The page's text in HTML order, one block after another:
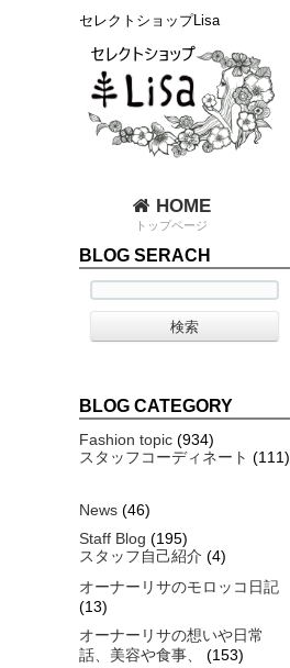
セレクトショップLisa
HOME
トップページ
BLOG SERACH
BLOG CATEGORY
Fashion topic (934)
スタッフコーディネート (111)
News (46)
Staff Blog (195)
スタッフ自己紹介 (4)
オーナーリサのモロッコ日記
(13)
オーナーリサの想いや日常
話、美容や食事、
(153)